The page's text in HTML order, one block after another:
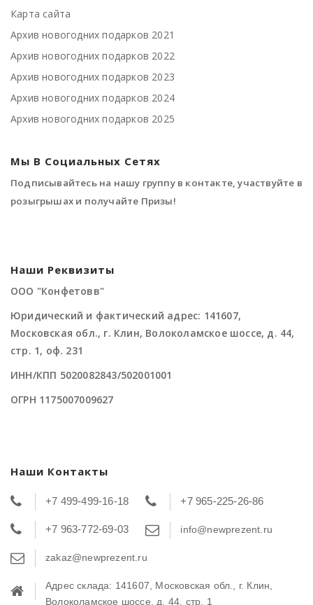
Карта сайта
Архив новогодних подарков 2021
Архив новогодних подарков 2022
Архив новогодних подарков 2023
Архив новогодних подарков 2024
Архив новогодних подарков 2025
Мы В Социальных Сетях
Подписывайтесь на нашу группу в контакте, участвуйте в
розыгрышах и получайте Призы!
Наши Реквизиты
ООО "Конфетовв"
Юридический и фактический адрес: 141607,
Московская обл., г. Клин, Волоколамское шоссе, д. 44,
стр. 1, оф. 231
ИНН/КПП 5020082843/502001001
ОГРН 1175007009627
Наши Контакты
+7 499-499-16-18 +7 965-225-26-86
+7 963-772-69-03 info@newprezent.ru
zakaz@newprezent.ru
Адрес склада: 141607, Московская обл., г. Клин,
Волоколамское шоссе, д. 44, стр. 1